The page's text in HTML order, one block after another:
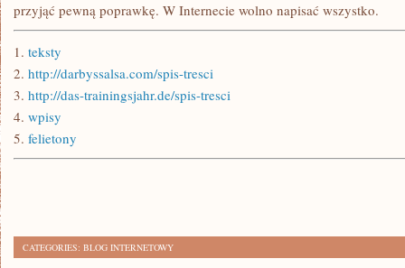
przyjąć pewną poprawkę. W Internecie wolno napisać wszystko.
1. teksty
2. http://darbyssalsa.com/spis-tresci
3. http://das-trainingsjahr.de/spis-tresci
4. wpisy
5. felietony
CATEGORIES: BLOG INTERNETOWY